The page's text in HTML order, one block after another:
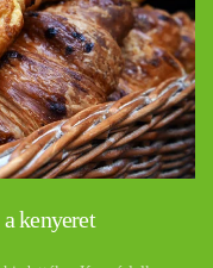
kenyeret